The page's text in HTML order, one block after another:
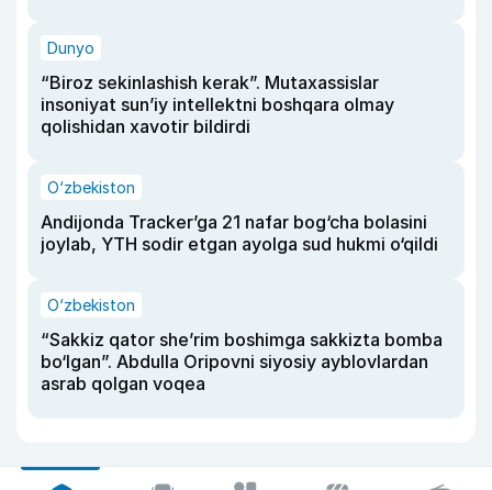
Dunyo
“Biroz sekinlashish kerak”. Mutaxassislar
insoniyat sun’iy intellektni boshqara olmay
qolishidan xavotir bildirdi
O‘zbekiston
Andijonda Tracker’ga 21 nafar bog‘cha bolasini
joylab, YTH sodir etgan ayolga sud hukmi o‘qildi
O‘zbekiston
“Sakkiz qator she’rim boshimga sakkizta bomba
bo‘lgan”. Abdulla Oripovni siyosiy ayblovlardan
asrab qolgan voqea